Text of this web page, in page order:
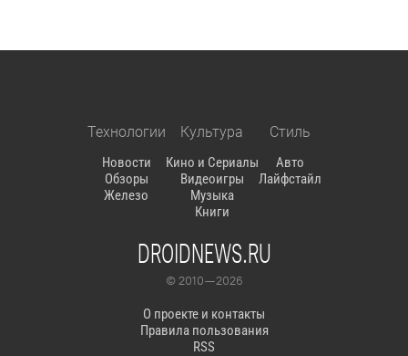
DROIDNEWS.RU
© 2010 — 2026
О проекте и контакты
Правила пользования
RSS
Технологии
Новости
Обзоры
Железо
Культура
Кино и Сериалы
Видеоигры
Музыка
Книги
Стиль
Авто
Лайфстайл